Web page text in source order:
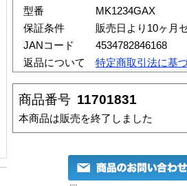
型番
MK1234GAX
保証条件
販売日より10ヶ月
JANコード
4534782846168
返品について
特定商取引法に基
商品番号 11701831
本商品は販売を終了しました